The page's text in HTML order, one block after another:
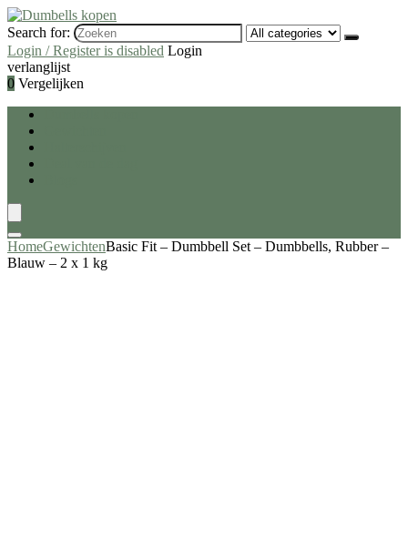
Search for:
Login / Register is disabled Login
verlanglijst
0 Vergelijken
HomeGewichtenBasic Fit – Dumbbell Set – Dumbbells, Rubber –
Blauw – 2 x 1 kg